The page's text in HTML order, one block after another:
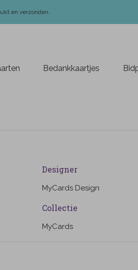
en verzonden.
Bedankkaartjes
Designer
MyCards Design
Collectie
MyCards